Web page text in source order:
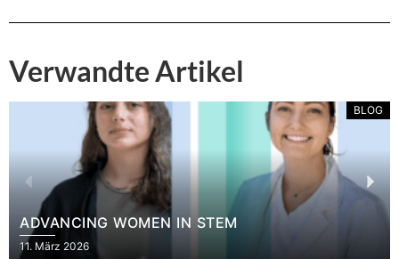
Verwandte Artikel
GENDERSTAT.BE